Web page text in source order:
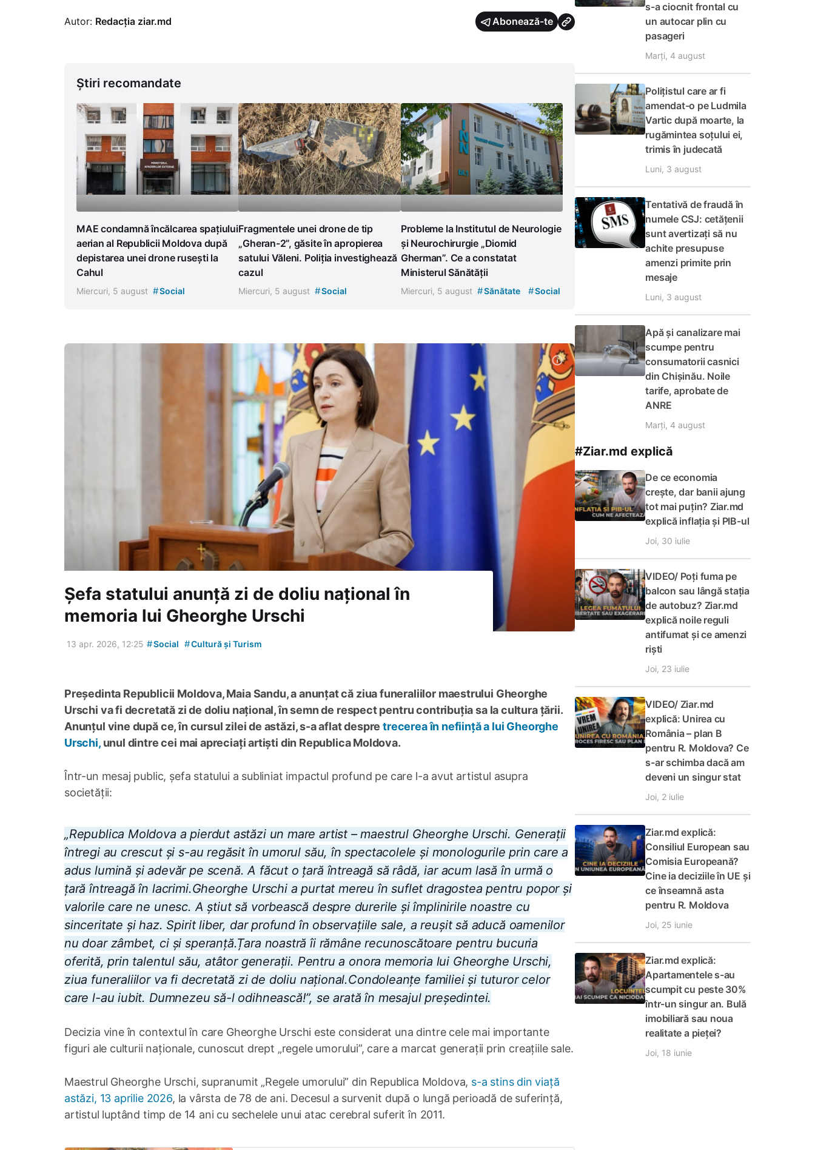
Autor: Redacția ziar.md Abonează-te
Știri recomandate
MAE condamnă încălcarea spațiului
aerian al Republicii Moldova după
depistarea unei drone rusești la
Cahul
Miercuri, 5 august #Social
Fragmentele unei drone de tip
„Gheran-2”, găsite în apropierea
satului Văleni. Poliția investighează
cazul
Miercuri, 5 august #Social
Probleme la Institutul de Neurologie
și Neurochirurgie „Diomid
Gherman”. Ce a constatat
Ministerul Sănătății
Miercuri, 5 august #Sănătate #Social
Șefa statului anunță zi de doliu național în
memoria lui Gheorghe Urschi
13 apr. 2026, 12:25 #Social #Cultură și Turism
Președinta Republicii Moldova, Maia Sandu, a anunțat că ziua funeraliilor maestrului Gheorghe
Urschi va fi decretată zi de doliu național, în semn de respect pentru contribuția sa la cultura țării.
Anunțul vine după ce, în cursul zilei de astăzi, s-a aflat despretrecerea în neființă a lui Gheorghe
Urschi,unul dintre cei mai apreciați artiști din Republica Moldova.
Într-un mesaj public, șefa statului a subliniat impactul profund pe care l-a avut artistul asupra
societății:
„Republica Moldova a pierdut astăzi un mare artist – maestrul Gheorghe Urschi. Generații
întregi au crescut și s-au regăsit în umorul său, în spectacolele și monologurile prin care a
adus lumină și adevăr pe scenă. A făcut o țară întreagă să râdă, iar acum lasă în urmă o
țară întreagă în lacrimi.Gheorghe Urschi a purtat mereu în suflet dragostea pentru popor și
valorile care ne unesc. A știut să vorbească despre durerile și împlinirile noastre cu
sinceritate și haz. Spirit liber, dar profund în observațiile sale, a reușit să aducă oamenilor
nu doar zâmbet, ci și speranță.Țara noastră îi rămâne recunoscătoare pentru bucuria
oferită, prin talentul său, atâtor generații. Pentru a onora memoria lui Gheorghe Urschi,
ziua funeraliilor va fi decretată zi de doliu național.Condoleanțe familiei și tuturor celor
care l-au iubit. Dumnezeu să-l odihnească!”, se arată în mesajul președintei.
Decizia vine în contextul în care Gheorghe Urschi este considerat una dintre cele mai importante
figuri ale culturii naționale, cunoscut drept „regele umorului”, care a marcat generații prin creațiile sale.
Maestrul Gheorghe Urschi, supranumit „Regele umorului” din Republica Moldova, s-a stins din viață
astăzi, 13 aprilie 2026, la vârsta de 78 de ani. Decesul a survenit după o lungă perioadă de suferință,
artistul luptând timp de 14 ani cu sechelele unui atac cerebral suferit în 2011.
s-a ciocnit frontal cu
un autocar plin cu
pasageri
Marți, 4 august
Polițistul care ar fi
amendat-o pe Ludmila
Vartic după moarte, la
rugămintea soțului ei,
trimis în judecată
Luni, 3 august
Tentativă de fraudă în
numele CSJ: cetățenii
sunt avertizați să nu
achite presupuse
amenzi primite prin
mesaje
Luni, 3 august
Apă și canalizare mai
scumpe pentru
consumatorii casnici
din Chișinău. Noile
tarife, aprobate de
ANRE
Marți, 4 august
#Ziar.md explică
De ce economia
crește, dar banii ajung
tot mai puțin? Ziar.md
explică inflația și PIB-ul
Joi, 30 iulie
VIDEO/ Poți fuma pe
balcon sau lângă stația
de autobuz? Ziar.md
explică noile reguli
antifumat și ce amenzi
riști
Joi, 23 iulie
VIDEO/ Ziar.md
explică: Unirea cu
România – plan B
pentru R. Moldova? Ce
s-ar schimba dacă am
deveni un singur stat
Joi, 2 iulie
Ziar.md explică:
Consiliul European sau
Comisia Europeană?
Cine ia deciziile în UE și
ce înseamnă asta
pentru R. Moldova
Joi, 25 iunie
Ziar.md explică:
Apartamentele s-au
scumpit cu peste 30%
într-un singur an. Bulă
imobiliară sau noua
realitate a pieței?
Joi, 18 iunie